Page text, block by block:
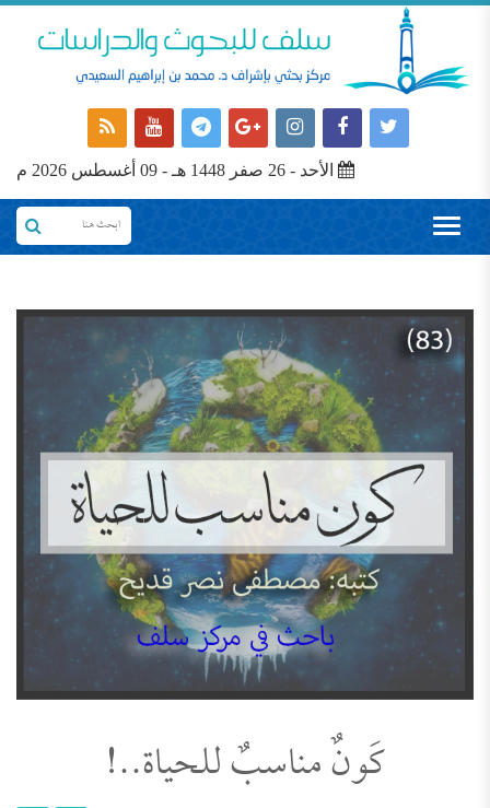
الأحد - 26 صفر 1448 هـ - 09 أغسطس 2026 م
كَونٌ مناسبٌ للحياة..!